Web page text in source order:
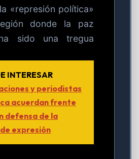
«represión política»
donde la paz
sido una tregua
INTERESAR
y periodistas
acuerdan frente
defensa de la
expresión